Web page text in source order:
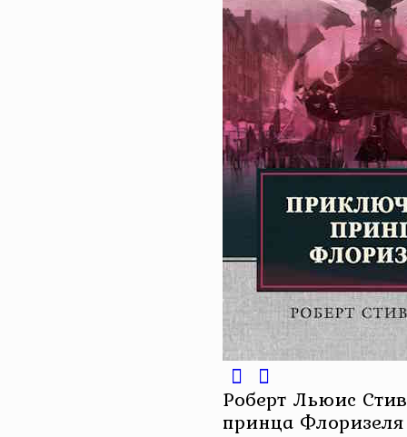
Роберт Льюис
принца Флоризеля